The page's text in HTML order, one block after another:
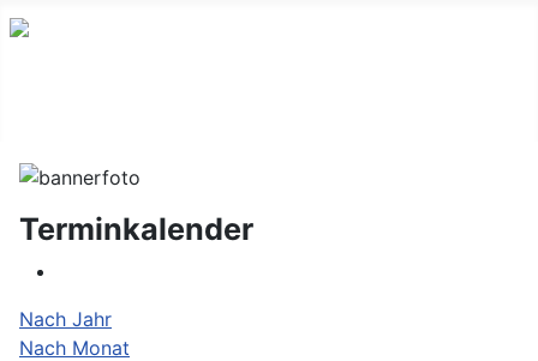
Terminkalender
Nach Jahr
Nach Monat